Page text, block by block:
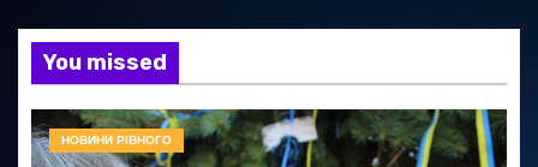
You missed
НОВИНИ РІВНОГО